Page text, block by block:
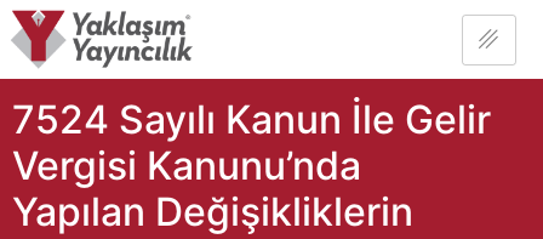
7524 Sayılı Kanun İle Gelir
Vergisi Kanunu’nda
Yapılan Değişikliklerin